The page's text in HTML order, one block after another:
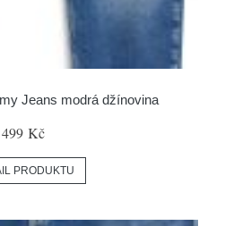
Jeans modrá džínovina
Kč
PRODUKTU